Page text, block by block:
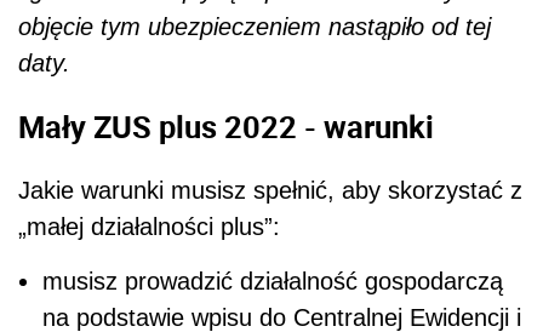
objęcie tym ubezpieczeniem nastąpiło od tej
daty.
Mały ZUS plus 2022 - warunki
Jakie warunki musisz spełnić, aby skorzystać z
„małej działalności plus”:
musisz prowadzić działalność gospodarczą
na podstawie wpisu do Centralnej Ewidencji i